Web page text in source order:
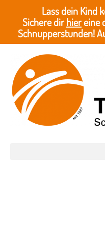
Lass dein Kind
Sichere dirhiereine
Schnupperstunden!